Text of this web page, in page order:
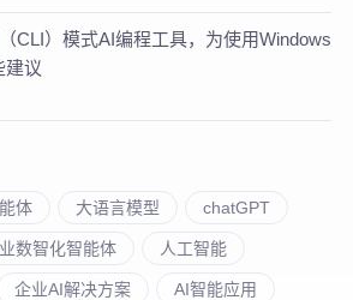
CLI）模式AI编程工具，为使用Windows
建议
体 大语言模型 chatGPT
数智化智能体 人工智能
企业AI解决方案 AI智能应用